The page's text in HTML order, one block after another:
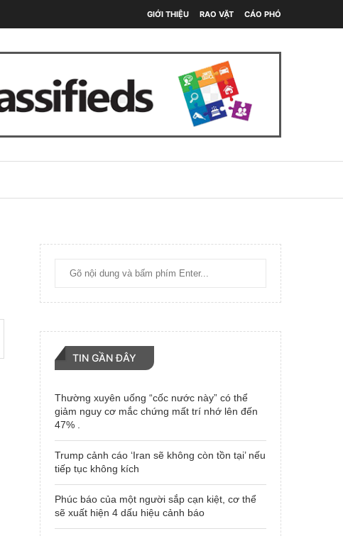
GIỚI THIỆU RAO VẶT CÁO PHÓ
TIN GẦN ĐÂY
Thường xuyên uống “cốc nước này” có thể
giảm nguy cơ mắc chứng mất trí nhớ lên đến
47% .
Trump cảnh cáo ‘Iran sẽ không còn tồn tại’ nếu
tiếp tục không kích
Phúc báo của một người sắp cạn kiệt, cơ thể
sẽ xuất hiện 4 dấu hiệu cảnh báo